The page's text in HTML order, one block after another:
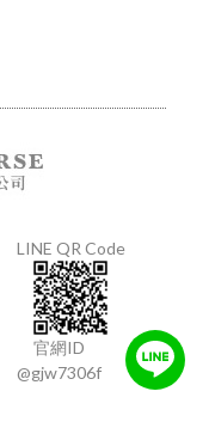
LINE QR Code
官網ID
@gjw7306f